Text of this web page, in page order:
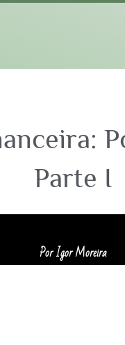
Parte I
Por Igor Moreira